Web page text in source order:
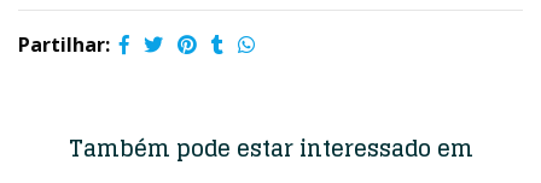
Partilhar:
Também pode estar interessado em